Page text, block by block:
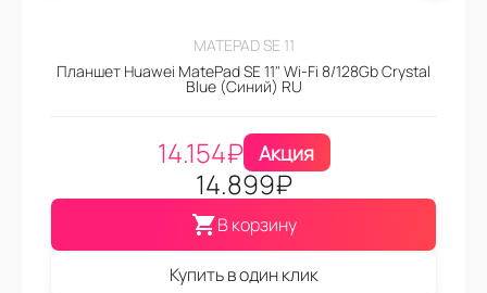
MATEPAD SE 11
Планшет Huawei MatePad SE 11" Wi-Fi 8/128Gb Crystal
Blue (Синий) RU
14.154₽ Акция
14.899₽
В корзину
Купить в один клик